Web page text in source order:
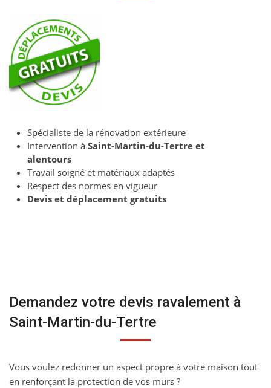
Spécialiste de la rénovation extérieure
Intervention à Saint-Martin-du-Tertre et
alentours
Travail soigné et matériaux adaptés
Respect des normes en vigueur
Devis et déplacement gratuits
Demandez votre devis ravalement à
Saint-Martin-du-Tertre
Vous voulez redonner un aspect propre à votre maison tout
en renforçant la protection de vos murs ?